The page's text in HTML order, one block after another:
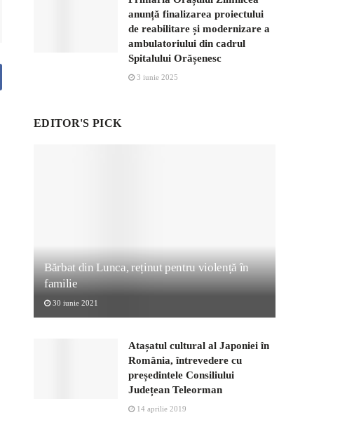
anunță finalizarea proiectului
de reabilitare și modernizare a
ambulatoriului din cadrul
Spitalului Orășenesc
3 iunie 2025
EDITOR'S PICK
Bărbat din Lunca, reținut pentru violență în
familie
30 iunie 2021
Atașatul cultural al Japoniei în
România, întrevedere cu
președintele Consiliului
Județean Teleorman
14 aprilie 2019